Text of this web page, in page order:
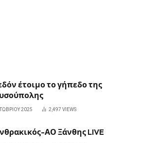
έτοιμο το γήπεδο της
2025 2,497 VIEWS
ΑΟ Ξάνθης LIVE